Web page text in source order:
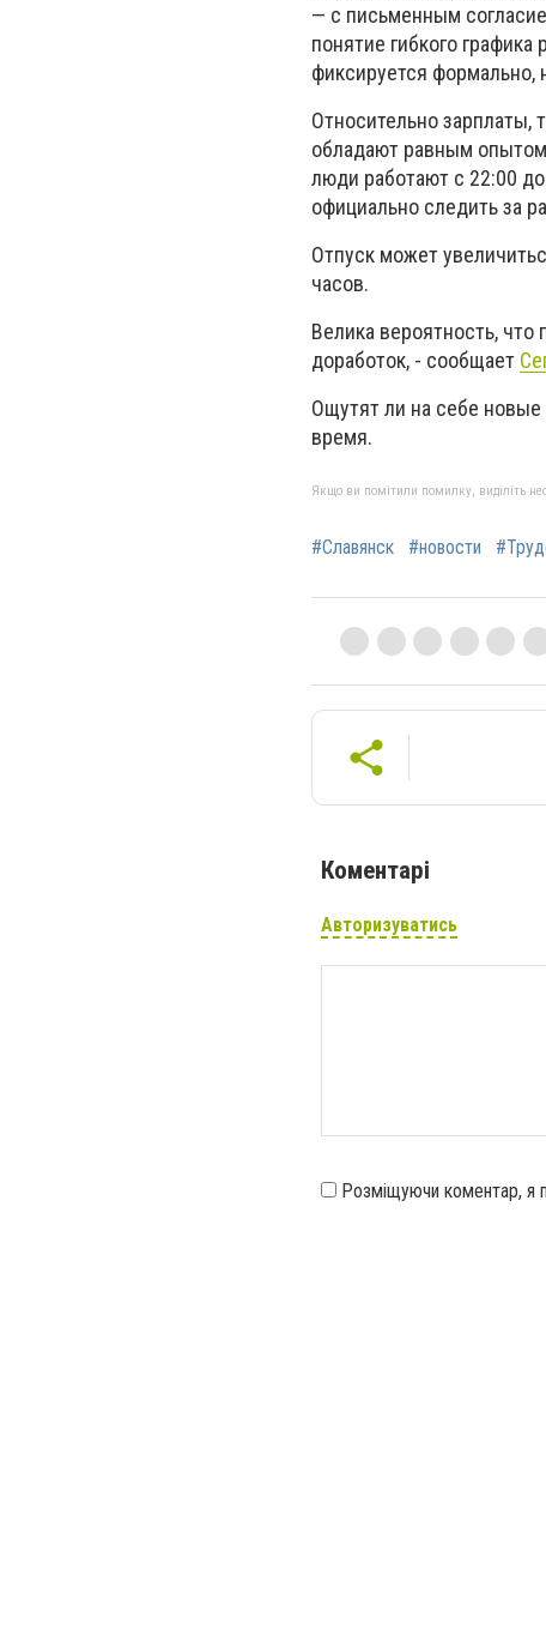
— с письменным
понятие гибкого
фиксируется формально,
Относительно
обладают равным
люди работают с 22:00
официально следить за
Отпуск может
часов.
Велика вероятность,
доработок, - сообщает
Ощутят ли на себе
время.
Якщо ви помітили помилку, виділіть
#Славянск #новости
Коментарі
Авторизуватись
Розміщуючи коментар, я